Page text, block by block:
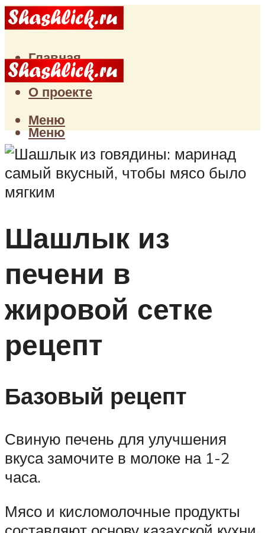
Главная
Статьи
О проекте
Меню
Меню
Шашлык из
печени в
жировой сетке
рецепт
Базовый рецепт
Свиную печень для улучшения
вкуса замочите в молоке на 1-2
часа.
Мясо и кисломолочные продукты